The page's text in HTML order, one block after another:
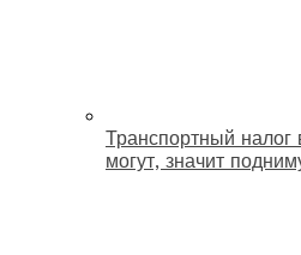
Транспортный налог
могут, значит